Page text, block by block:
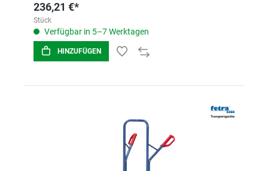
236,21 €*
Stück
Verfügbar in 5–7 Werktagen
HINZUFÜGEN